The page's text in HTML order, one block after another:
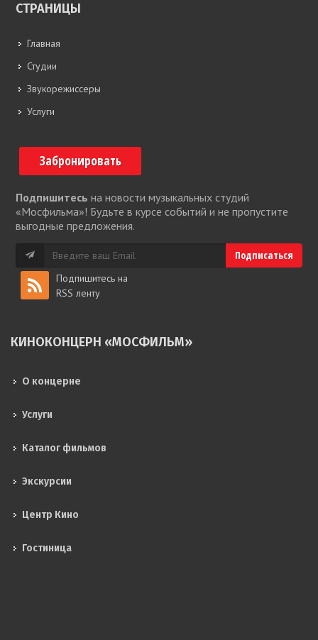
СТРАНИЦЫ
Главная
Студии
Звукорежиссеры
Услуги
Забронировать
Подпишитесь на новости музыкальных студий
«Мосфильма»! Будьте в курсе событий и не пропустите
выгодные предложения.
Подпишитесь на
RSS ленту
КИНОКОНЦЕРН «МОСФИЛЬМ»
О концерне
Услуги
Каталог фильмов
Экскурсии
Центр Кино
Гостиница